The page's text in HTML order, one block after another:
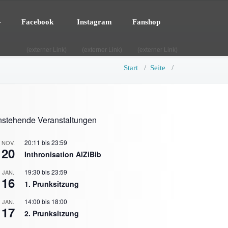
Facebook
(externer Link)
Instagram
(externer Link)
Fanshop
(externer Link)
Start / Seite /
Veranstaltungen
NOV.
20
20:11 bis23:59
Inthronisation AlZiBib
JAN.
16
19:30 bis23:59
1. Prunksitzung
JAN.
17
14:00 bis 18:00
2. Prunksitzung